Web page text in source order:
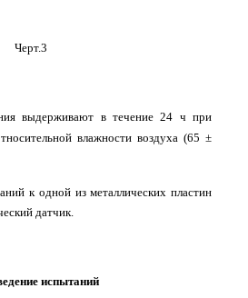
Черт.3
выдерживают в течение 24 ч при
влажности воздуха (65 ±
к одной из металлических пластин
датчик.
испытаний